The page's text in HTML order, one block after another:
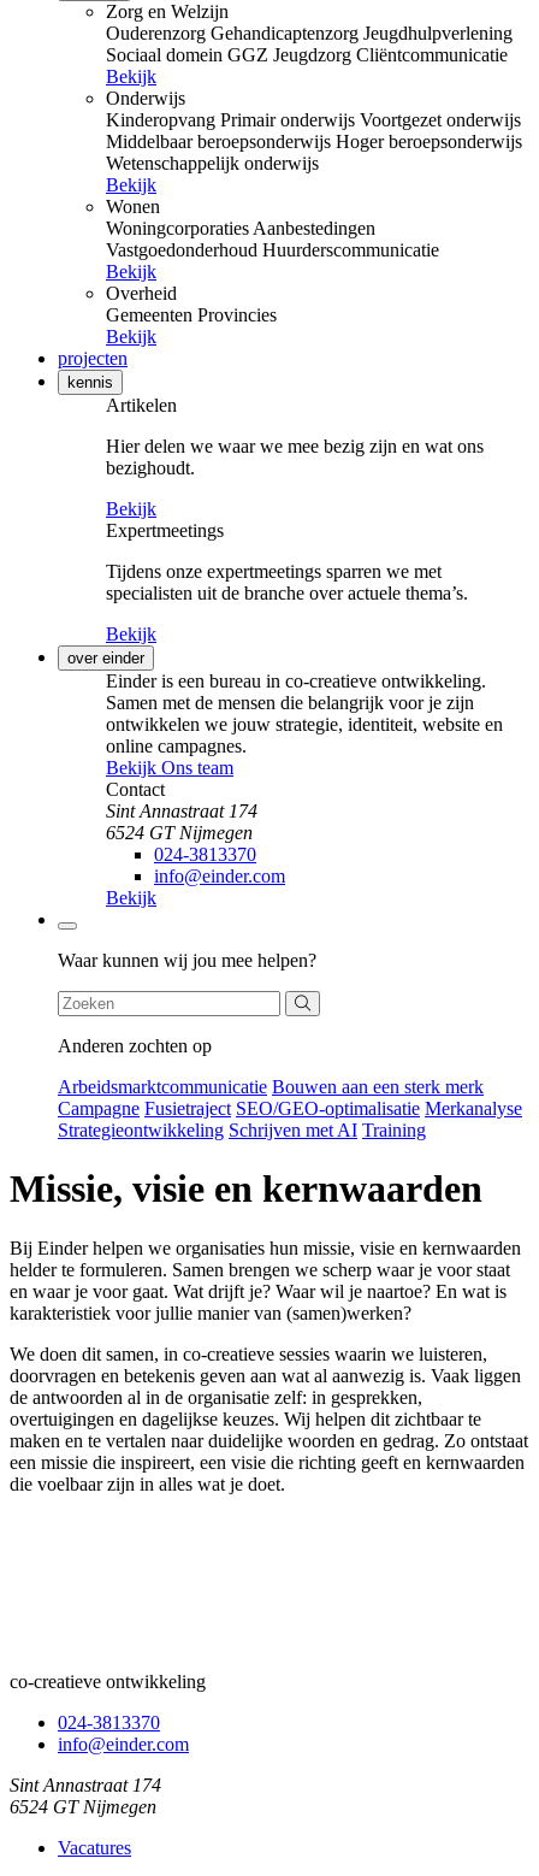
Zorg en Welzijn
Ouderenzorg Gehandicaptenzorg Jeugdhulpverlening
Sociaal domein GGZ Jeugdzorg Cliëntcommunicatie
Bekijk
Onderwijs
Kinderopvang Primair onderwijs Voortgezet onderwijs
Middelbaar beroepsonderwijs Hoger beroepsonderwijs
Wetenschappelijk onderwijs
Bekijk
Wonen
Woningcorporaties Aanbestedingen
Vastgoedonderhoud Huurderscommunicatie
Bekijk
Overheid
Gemeenten Provincies
Bekijk
projecten
kennis
Artikelen
Hier delen we waar we mee bezig zijn en wat ons
bezighoudt.
Bekijk
Expertmeetings
Tijdens onze expertmeetings sparren we met
specialisten uit de branche over actuele thema’s.
Bekijk
over einder
Einder is een bureau in co-creatieve ontwikkeling.
Samen met de mensen die belangrijk voor je zijn
ontwikkelen we jouw strategie, identiteit, website en
online campagnes.
Bekijk Ons team
Contact
Sint Annastraat 174
6524 GT Nijmegen
024-3813370
info@einder.com
Bekijk
Zoeken
Waar kunnen wij jou mee helpen?
Anderen zochten op
Arbeidsmarktcommunicatie Bouwen aan een sterk merk
Campagne Fusietraject SEO/GEO-optimalisatie Merkanalyse
Strategieontwikkeling Schrijven met AI Training
Missie, visie en kernwaarden
Bij Einder helpen we organisaties hun missie, visie en kernwaarden
helder te formuleren. Samen brengen we scherp waar je voor staat
en waar je voor gaat. Wat drijft je? Waar wil je naartoe? En wat is
karakteristiek voor jullie manier van (samen)werken?
We doen dit samen, in co-creatieve sessies waarin we luisteren,
doorvragen en betekenis geven aan wat al aanwezig is. Vaak liggen
de antwoorden al in de organisatie zelf: in gesprekken,
overtuigingen en dagelijkse keuzes. Wij helpen dit zichtbaar te
maken en te vertalen naar duidelijke woorden en gedrag. Zo ontstaat
een missie die inspireert, een visie die richting geeft en kernwaarden
die voelbaar zijn in alles wat je doet.
co-creatieve ontwikkeling
024-3813370
info@einder.com
Sint Annastraat 174
6524 GT Nijmegen
Vacatures